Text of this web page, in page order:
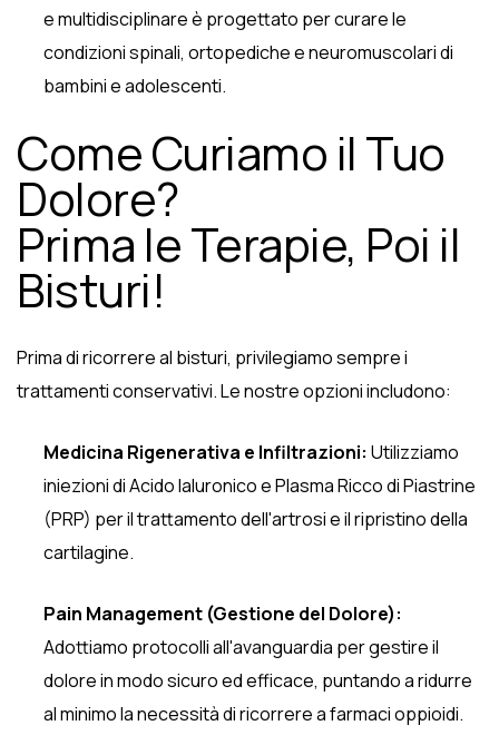
e multidisciplinare è progettato per curare le
condizioni spinali, ortopediche e neuromuscolari di
bambini e adolescenti.
Come Curiamo il Tuo
Dolore?
Prima le Terapie, Poi il
Bisturi!
Prima di ricorrere al bisturi, privilegiamo sempre i
trattamenti conservativi. Le nostre opzioni includono:
Medicina Rigenerativa e Infiltrazioni: Utilizziamo
iniezioni di Acido Ialuronico e Plasma Ricco di Piastrine
(PRP) per il trattamento dell'artrosi e il ripristino della
cartilagine.
Pain Management (Gestione del Dolore):
Adottiamo protocolli all'avanguardia per gestire il
dolore in modo sicuro ed efficace, puntando a ridurre
al minimo la necessità di ricorrere a farmaci oppioidi.